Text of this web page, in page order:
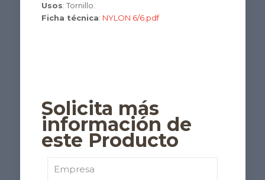
Usos: Tornillo.
Ficha técnica: NYLON 6/6.pdf
Solicita más
información de
este Producto